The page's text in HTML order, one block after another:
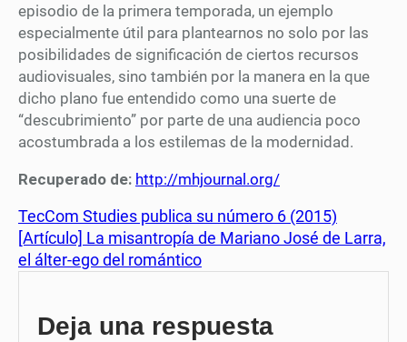
episodio de la primera temporada, un ejemplo
especialmente útil para plantearnos no solo por las
posibilidades de significación de ciertos recursos
audiovisuales, sino también por la manera en la que
dicho plano fue entendido como una suerte de
“descubrimiento” por parte de una audiencia poco
acostumbrada a los estilemas de la modernidad.
Recuperado de: http://mhjournal.org/
TecCom Studies publica su número 6 (2015)
[Artículo] La misantropía de Mariano José de Larra,
el álter-ego del romántico
Deja una respuesta